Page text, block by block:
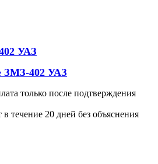
УАЗ
ЗМЗ-402 УАЗ
только после подтверждения
в течение 20 дней без объяснения